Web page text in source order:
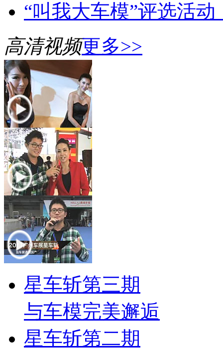
“叫我大车模”评选活动
高清视频更多>>
星车斩第三期
与车模完美邂逅
星车斩第二期